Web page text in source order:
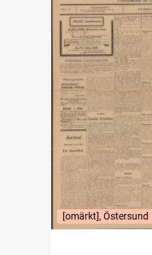
[omärkt], Östersund